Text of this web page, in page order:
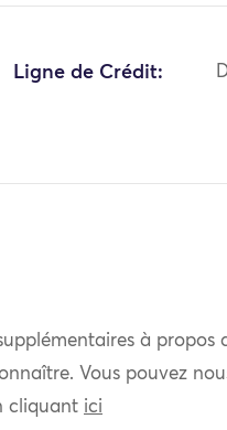
Ligne de Crédit:
à propos
Vous pouvez
cliquant ici